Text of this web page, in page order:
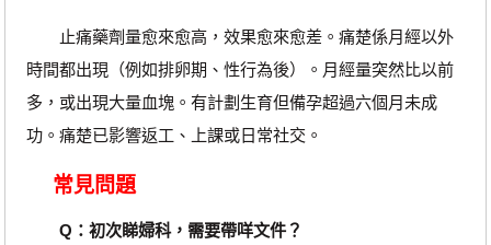
止痛藥劑量愈來愈高，效果愈來愈差。痛楚係月經以外
時間都出現（例如排卵期、性行為後）。月經量突然比以前
多，或出現大量血塊。有計劃生育但備孕超過六個月未成
功。痛楚已影響返工、上課或日常社交。
常見問題
Q：初次睇婦科，需要帶咩文件？